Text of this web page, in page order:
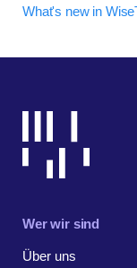
What's new in
Wer wir sind
Über uns